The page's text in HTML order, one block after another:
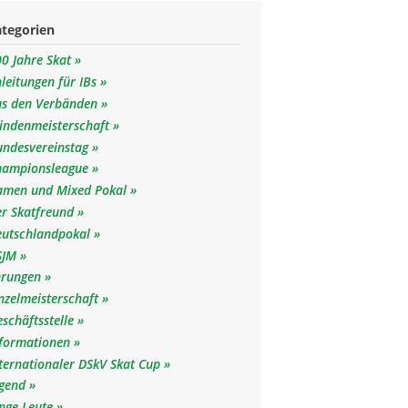
Jahre Skat
für IBs
den Verbänden
und Mixed Pokal
Skatfreund
DSkV Skat Cup